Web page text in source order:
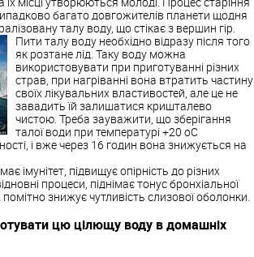
багато довгожителів планети щодня
талу воду, що стікає з вершин гір.
Пити талу воду необхідно відразу після того
як розтане лід. Таку воду можна
використовувати при приготуванні різних
страв, при нагріванні вона втратить частину
своїх лікувальних властивостей, але це не
завадить їй залишатися кришталево
чистою. Треба зауважити, що зберігання
талої води при температурі +20 оС
і вже через 16 годин вона знижується на
імунітет, підвищує опірність до різних
процеси, піднімає тонус бронхіальної
знижує чутливість слизової оболонки.
цю цілющу воду в домашніх